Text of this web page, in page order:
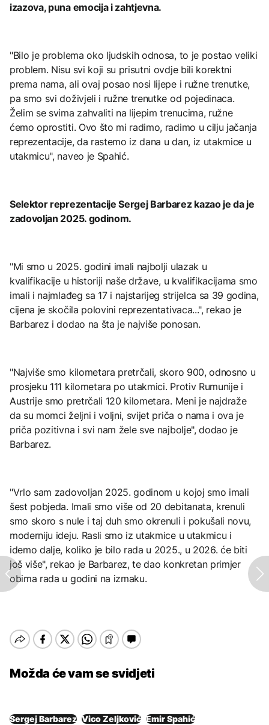
izazova, puna emocija i zahtjevna.
"Bilo je problema oko ljudskih odnosa, to je postao veliki
problem. Nisu svi koji su prisutni ovdje bili korektni
prema nama, ali ovaj posao nosi lijepe i ružne trenutke,
pa smo svi doživjeli i ružne trenutke od pojedinaca.
Želim se svima zahvaliti na lijepim trenucima, ružne
ćemo oprostiti. Ovo što mi radimo, radimo u cilju jačanja
reprezentacije, da rastemo iz dana u dan, iz utakmice u
utakmicu", naveo je Spahić.
Selektor reprezentacije Sergej Barbarez kazao je da je
zadovoljan 2025. godinom.
"Mi smo u 2025. godini imali najbolji ulazak u
kvalifikacije u historiji naše države, u kvalifikacijama smo
imali i najmlađeg sa 17 i najstarijeg strijelca sa 39 godina,
cijena je skočila polovini reprezentativaca...", rekao je
Barbarez i dodao na šta je najviše ponosan.
"Najviše smo kilometara pretrčali, skoro 900, odnosno u
prosjeku 111 kilometara po utakmici. Protiv Rumunije i
Austrije smo pretrčali 120 kilometara. Meni je najdraže
da su momci željni i voljni, svijet priča o nama i ova je
priča pozitivna i svi nam žele sve najbolje", dodao je
Barbarez.
"Vrlo sam zadovoljan 2025. godinom u kojoj smo imali
šest pobjeda. Imali smo više od 20 debitanata, krenuli
smo skoro s nule i taj duh smo okrenuli i pokušali novu,
moderniju ideju. Rasli smo iz utakmice u utakmicu i
idemo dalje, koliko je bilo rada u 2025., u 2026. će biti
još više", rekao je Barbarez, te dao konkretan primjer
obima rada u godini na izmaku.
Možda će vam se svidjeti
Sergej Barbarez Vico Zeljković Emir Spahić